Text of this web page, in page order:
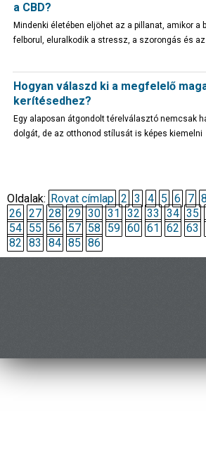
a CBD?
Mindenki életében eljöhet az a pillanat, amikor a
felborul, eluralkodik a stressz, a szorongás és
Hogyan válaszd ki a megfelelő
kerítésedhez?
Egy alaposan átgondolt térelválasztó nemcsak
dolgát, de az otthonod stílusát is képes kiemelni
Oldalak: Rovat címlap 2 3 4 5 6 7 8
26 27 28 29 30 31 32 33 34 35
54 55 56 57 58 59 60 61 62 63
82 83 84 85 86